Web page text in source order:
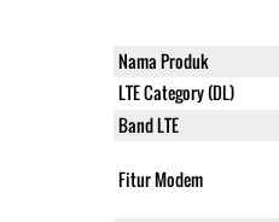
Nama Produk
LTE Category (DL)
Band LTE
Fitur Modem